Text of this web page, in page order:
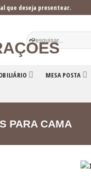
que deseja presentear.
MESA POSTA
PARA CAMA